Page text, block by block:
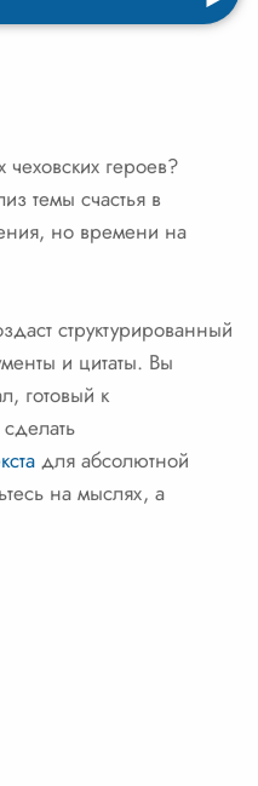
чеховских героев?
темы счастья в
но времени на
структурированный
и цитаты. Вы
готовый к
для абсолютной
на мыслях, а